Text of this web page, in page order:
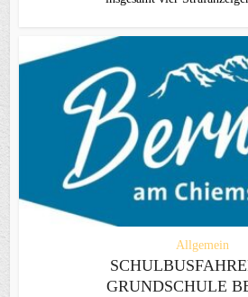
Allgemein
GRUNDSCHULE